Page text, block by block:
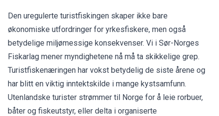
Den uregulerte turistfiskingen skaper ikke bare
økonomiske utfordringer for yrkesfiskere, men også
betydelige miljømessige konsekvenser. Vi i Sør-Norges
Fiskarlag mener myndighetene nå må ta skikkelige grep.
Turistfiskenæringen har vokst betydelig de siste årene og
har blitt en viktig inntektskilde i mange kystsamfunn.
Utenlandske turister strømmer til Norge for å leie rorbuer,
båter og fiskeutstyr, eller delta i organiserte